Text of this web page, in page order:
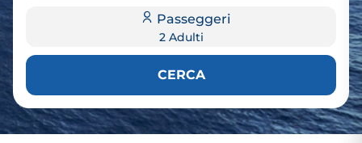
Passeggeri
2 Adulti
CERCA